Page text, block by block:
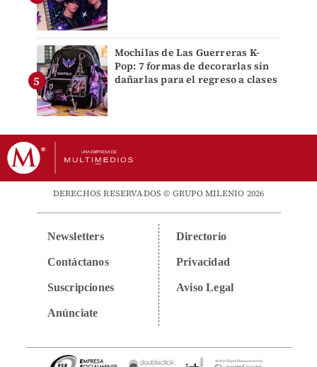
Mochilas de Las Guerreras K-
Pop: 7 formas de decorarlas sin
dañarlas para el regreso a clases
DERECHOS RESERVADOS © GRUPO MILENIO 2026
Newsletters
Contáctanos
Suscripciones
Anúnciate
Directorio
Privacidad
Aviso Legal